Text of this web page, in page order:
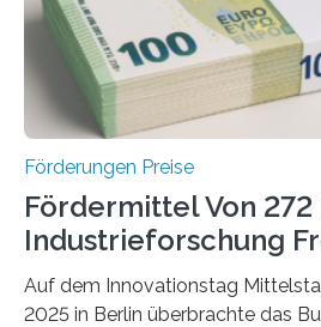
Förderungen Preise
Fördermittel Von 272
Industrieforschung
Auf dem Innovationstag
2025 in Berlin überbrachte das